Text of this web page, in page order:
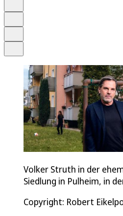
Volker Struth in der
Siedlung in Pulheim, in
Copyright: Robert